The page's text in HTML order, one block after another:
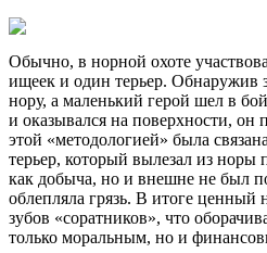
Обычно, в норной охоте
ищеек и один терьер. Обнаружив
нору, а маленький герой шел в
и оказывался на поверхности, он
этой «методологией» была
терьер, который вылезал из норы
как добыча, но и внешне не был
облепляла грязь. В итоге ценный
зубов «соратников», что
только моральным, но и